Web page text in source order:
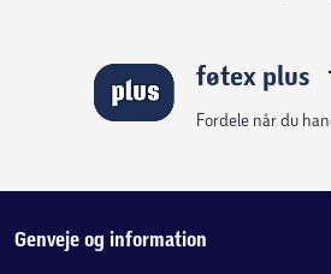
føtex plus
Fordele når du
Genveje og information